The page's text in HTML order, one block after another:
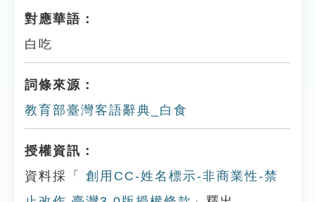
對應華語：
白吃
詞條來源：
教育部臺灣客語辭典_白食
授權資訊：
資料採「
創用CC-姓名標示-非商業性-禁